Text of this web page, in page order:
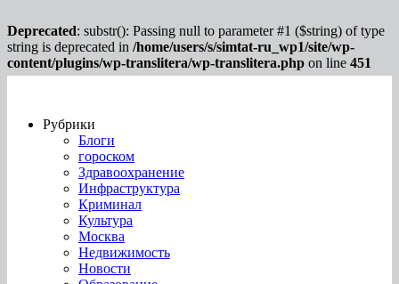
Deprecated: substr(): Passing null to parameter #1 ($string) of type
string is deprecated in /home/users/s/simtat-ru_wp1/site/wp-
content/plugins/wp-translitera/wp-translitera.php on line 451
Рубрики
Блоги
гороском
Здравоохранение
Инфраструктура
Криминал
Культура
Москва
Недвижимость
Новости